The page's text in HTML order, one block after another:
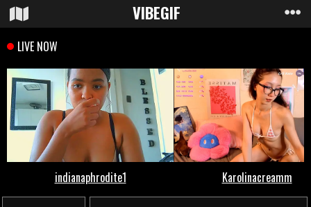
VIBEGIF